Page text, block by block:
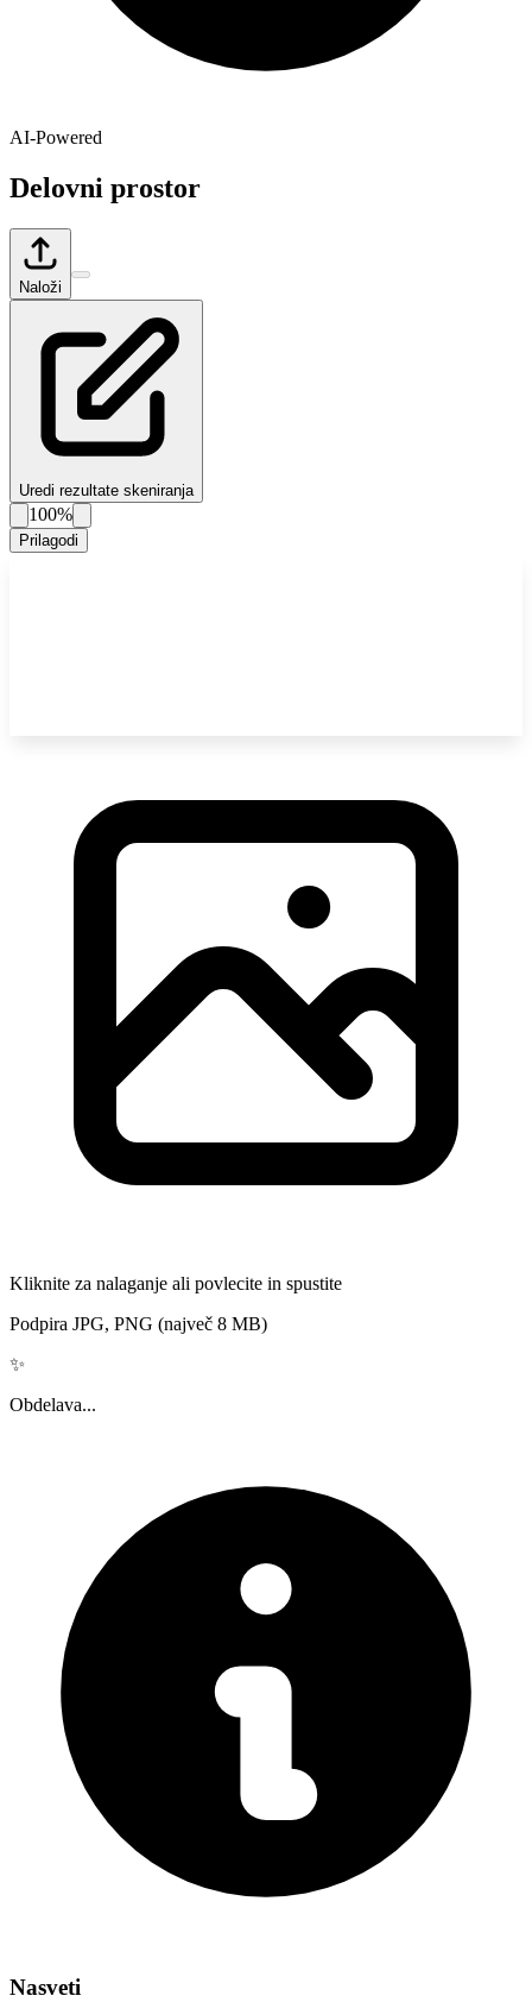
AI-Powered
Delovni prostor
Naloži
Uredi rezultate skeniranja
100%
Prilagodi
Kliknite za nalaganje ali povlecite in spustite
Podpira JPG, PNG (največ 8 MB)
✨
Obdelava...
Nasveti